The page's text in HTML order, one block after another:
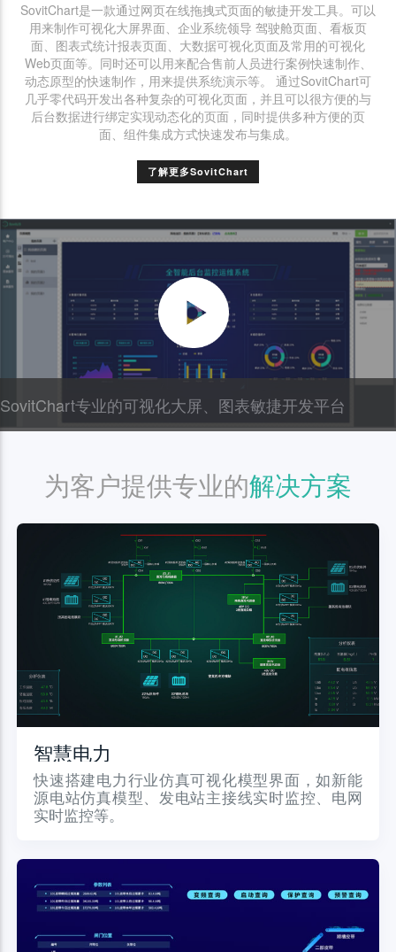
SovitChart是一款通过网页在线拖拽式页面的敏捷开发工具。可以
用来制作可视化大屏界面、企业系统领导 驾驶舱页面、看板页
面、图表式统计报表页面、大数据可视化页面及常用的可视化
Web页面等。同时还可以用来配合售前人员进行案例快速制作、
动态原型的快速制作，用来提供系统演示等。 通过SovitChart可
几乎零代码开发出各种复杂的可视化页面，并且可以很方便的与
后台数据进行绑定实现动态化的页面，同时提供多种方便的页
面、组件集成方式快速发布与集成。
了解更多SovitChart
SovitChart专业的可视化大屏、图表敏捷开发平台
为客户提供专业的解决方案
智慧电力
快速搭建电力行业仿真可视化模型界面，如新能
源电站仿真模型、发电站主接线实时监控、电网
实时监控等。